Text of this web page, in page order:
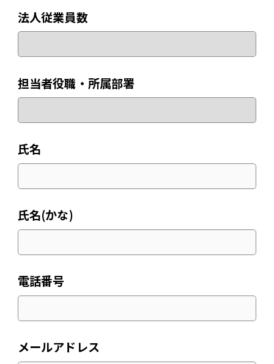
法人従業員数
担当者役職・所属部署
氏名
氏名(かな)
電話番号
メールアドレス